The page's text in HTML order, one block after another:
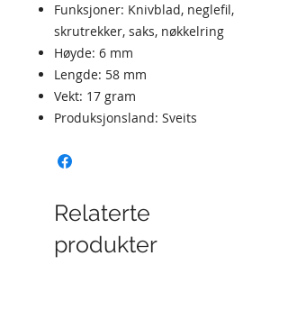
Funksjoner: Knivblad, neglefil,
skrutrekker, saks, nøkkelring
Høyde: 6 mm
Lengde: 58 mm
Vekt: 17 gram
Produksjonsland: Sveits
Relaterte
produkter